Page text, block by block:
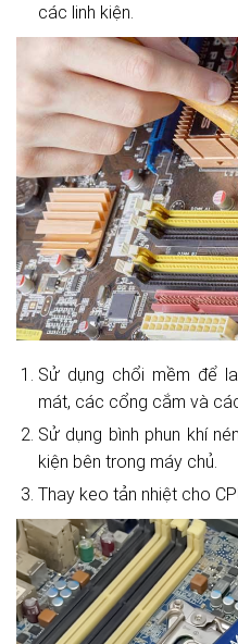
các linh kiện.
Sử dụng chổi mềm để
mát, các cổng cắm và
Sử dụng bình phun khí
kiện bên trong máy chủ.
Thay keo tản nhiệt cho